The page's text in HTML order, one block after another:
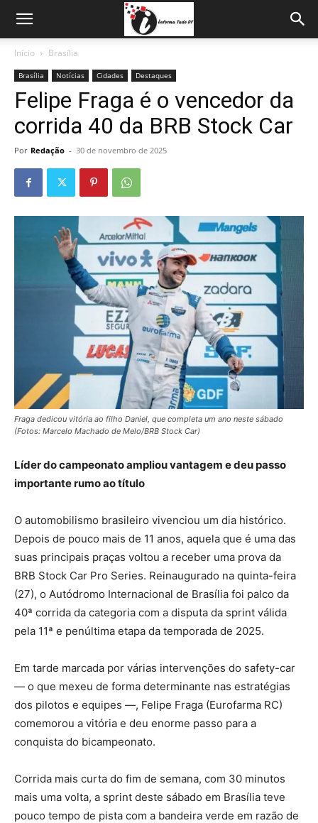
Início Brasília
Brasília Notícias Cidades Destaques
Felipe Fraga é o vencedor da
corrida 40 da BRB Stock Car
Por Redação - 30 de novembro de 2025
Fraga dedicou vitória ao filho Daniel, que completa um ano neste sábado
(Fotos: Marcelo Machado de Melo/BRB Stock Car)
Líder do campeonato ampliou vantagem e deu passo
importante rumo ao título
O automobilismo brasileiro vivenciou um dia histórico.
Depois de pouco mais de 11 anos, aquela que é uma das
suas principais praças voltou a receber uma prova da
BRB Stock Car Pro Series. Reinaugurado na quinta-feira
(27), o Autódromo Internacional de Brasília foi palco da
40ª corrida da categoria com a disputa da sprint válida
pela 11ª e penúltima etapa da temporada de 2025.
Em tarde marcada por várias intervenções do safety-car
— o que mexeu de forma determinante nas estratégias
dos pilotos e equipes —, Felipe Fraga (Eurofarma RC)
comemorou a vitória e deu enorme passo para a
conquista do bicampeonato.
Corrida mais curta do fim de semana, com 30 minutos
mais uma volta, a sprint deste sábado em Brasília teve
pouco tempo de pista com a bandeira verde em razão de